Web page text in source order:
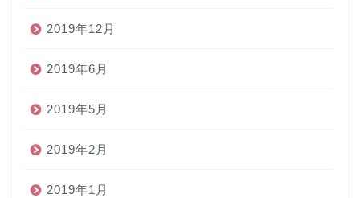
2019年12月
2019年6月
2019年5月
2019年2月
2019年1月